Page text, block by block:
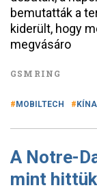
bemutatták a
kiderült, hogy
megvásáro
GSMRING
MOBILTECH KÍNA
A Notre-
mint